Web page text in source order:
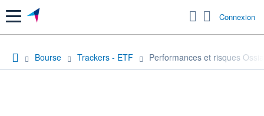
Menu Connexion
Bourse Trackers - ETF Performances et risques